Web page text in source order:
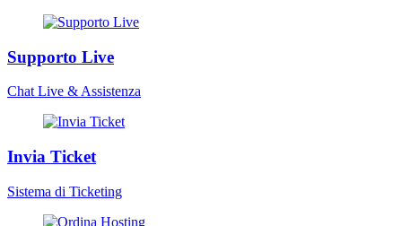
Supporto Live
Chat Live & Assistenza
Invia Ticket
Sistema di Ticketing